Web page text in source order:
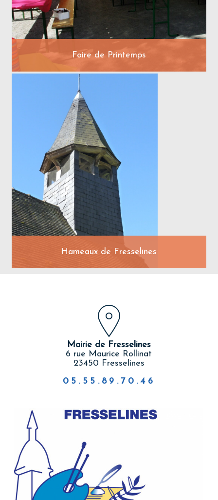
Foire de Printemps
Hameaux de Fresselines
Mairie de Fresselines
6 rue Maurice Rollinat
23450 Fresselines
05.55.89.70.46